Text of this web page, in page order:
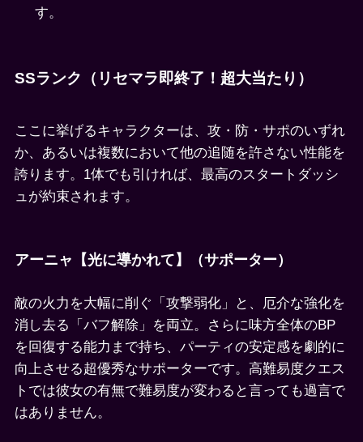
す。
SSランク（リセマラ即終了！超大当たり）
ここに挙げるキャラクターは、攻・防・サポのいずれ
か、あるいは複数において他の追随を許さない性能を
誇ります。1体でも引ければ、最高のスタートダッシ
ュが約束されます。
アーニャ【光に導かれて】（サポーター）
敵の火力を大幅に削ぐ「攻撃弱化」と、厄介な強化を
消し去る「バフ解除」を両立。さらに味方全体のBP
を回復する能力まで持ち、パーティの安定感を劇的に
向上させる超優秀なサポーターです。高難易度クエス
トでは彼女の有無で難易度が変わると言っても過言で
はありません。